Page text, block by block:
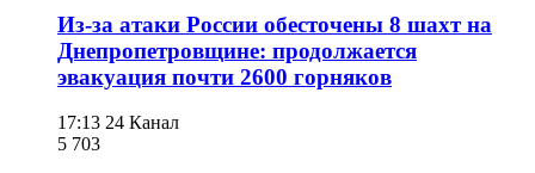
Из-за атаки России обесточены 8 шахт на
Днепропетровщине: продолжается
эвакуация почти 2600 горняков
17:13 24 Канал
5 703